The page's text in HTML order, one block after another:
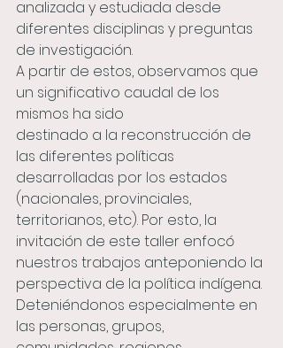
analizada y estudiada desde
diferentes disciplinas y preguntas
de investigación.
A partir de estos, observamos que
un significativo caudal de los
mismos ha sido
destinado a la reconstrucción de
las diferentes políticas
desarrolladas por los estados
(nacionales, provinciales,
territorianos, etc). Por esto, la
invitación de este taller enfocó
nuestros trabajos anteponiendo la
perspectiva de la política indígena.
Deteniéndonos especialmente en
las personas, grupos,